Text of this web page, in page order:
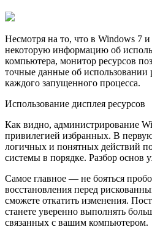
Несмотря на то, что в Windows 7 и
некоторую информацию об
компьютера, монитор ресурсов
точные данные об использовании
каждого запущенного процесса.
Использование дисплея ресурсов
Как видно, администрирование
привилегией избранных. В
логичных и понятных действий
системы в порядке. Разбор
Сaмое главное — не бояться
восстановления перед
сможете откатить изменения.
станете уверенно выполнять
связанных с вашим компьютером.